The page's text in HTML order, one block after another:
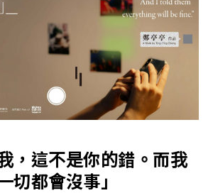
，這不是你的錯。而我
切都會沒事」